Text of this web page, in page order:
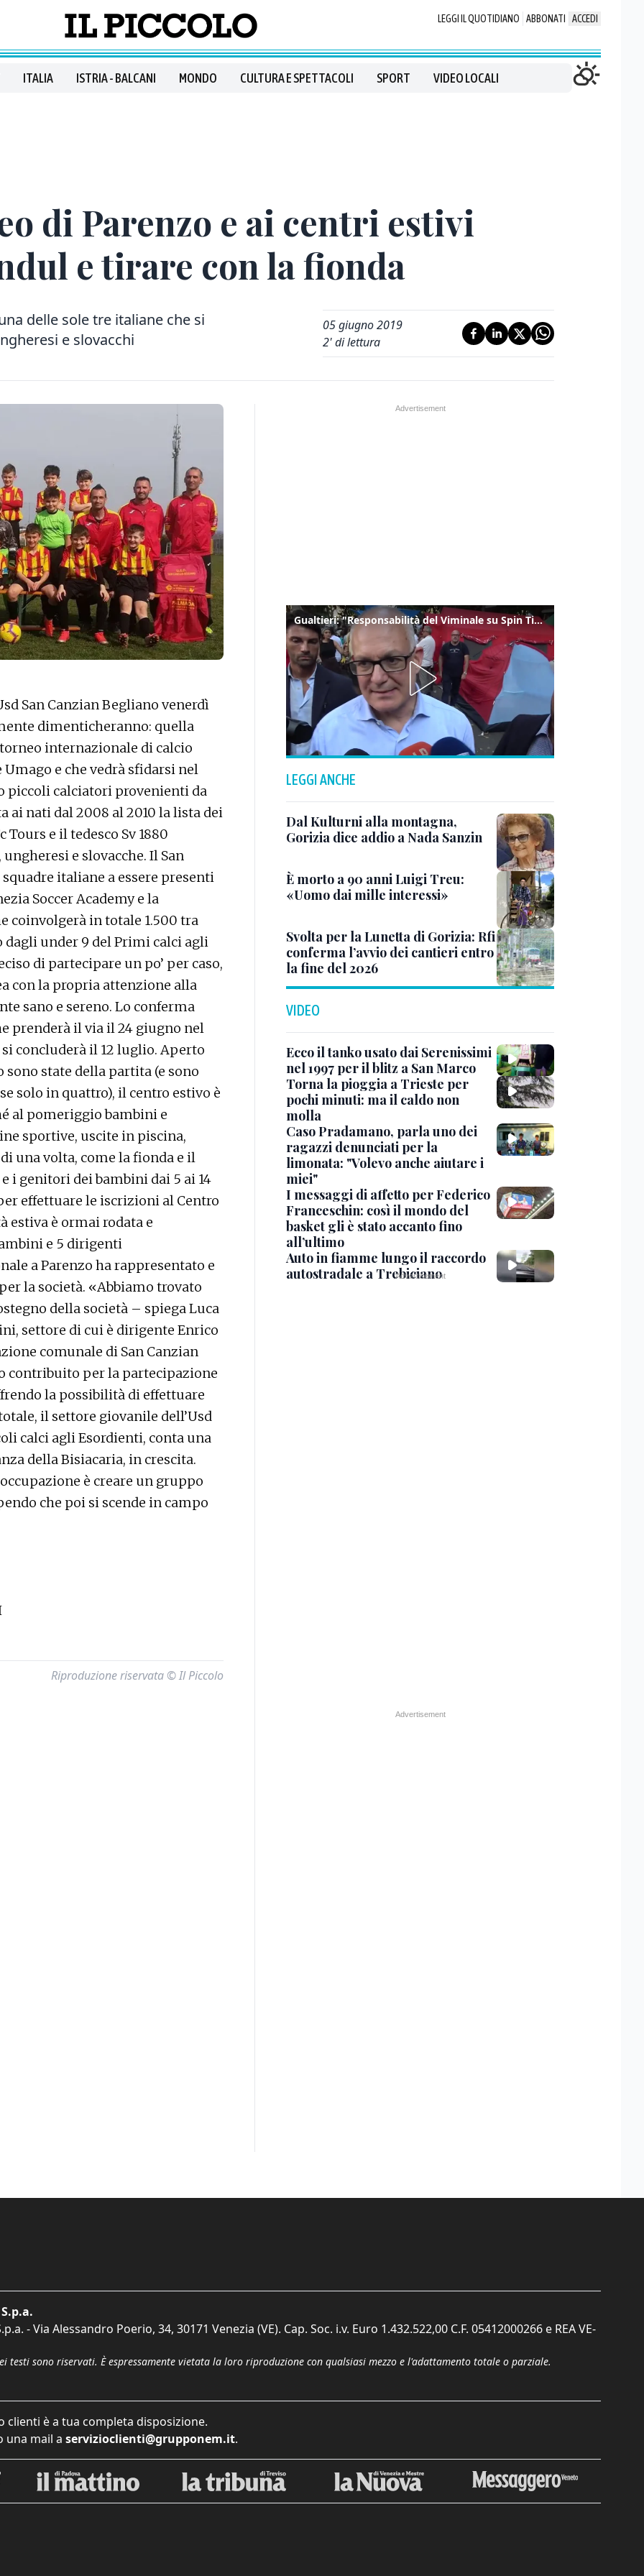
LEGGI IL QUOTIDIANO ABBONATI ACCEDI
ITALIA ISTRIA - BALCANI MONDO CULTURA E SPETTACOLI SPORT VIDEO LOCALI
di Parenzo e ai centri estivi
e tirare con la fionda
delle sole tre italiane che si
e slovacchi
05 giugno 2019
2' di lettura
San Canzian Begliano venerdì
dimenticheranno: quella
internazionale di calcio
e che vedrà sfidarsi nel
piccoli calciatori provenienti da
ai nati dal 2008 al 2010 la lista dei
e il tedesco Sv 1880
e slovacche. Il San
italiane a essere presenti
Soccer Academy e la
coinvolgerà in totale 1.500 tra
dagli under 9 del Primi calci agli
di partecipare un po’ per caso,
con la propria attenzione alla
sano e sereno. Lo conferma
prenderà il via il 24 giugno nel
concluderà il 12 luglio. Aperto
sono state della partita (e sono
solo in quattro), il centro estivo è
al pomeriggio bambini e
sportive, uscite in piscina,
una volta, come la fionda e il
e i genitori dei bambini dai 5 ai 14
effettuare le iscrizioni al Centro
estiva è ormai rodata e
e 5 dirigenti
a Parenzo ha rappresentato e
la società. «Abbiamo trovato
della società – spiega Luca
settore di cui è dirigente Enrico
comunale di San Canzian
contribuito per la partecipazione
la possibilità di effettuare
il settore giovanile dell’Usd
calci agli Esordienti, conta una
della Bisiacaria, in crescita.
è creare un gruppo
che poi si scende in campo
Riproduzione riservata © Il Piccolo
Gualtieri: "Responsabilità del Viminale su Spin Time? La posizione dei partiti è nota"
LEGGI ANCHE
Dal Kulturni alla montagna,
Gorizia dice addio a Nada Sanzin
È morto a 90 anni Luigi Treu:
«Uomo dai mille interessi»
Svolta per la Lunetta di Gorizia: Rfi
conferma l’avvio dei cantieri entro
la fine del 2026
VIDEO
Ecco il tanko usato dai Serenissimi
nel 1997 per il blitz a San Marco
Torna la pioggia a Trieste per
pochi minuti: ma il caldo non
molla
Caso Pradamano, parla uno dei
ragazzi denunciati per la
limonata: "Volevo anche aiutare i
miei"
I messaggi di affetto per Federico
Franceschin: così il mondo del
basket gli è stato accanto fino
all’ultimo
Auto in fiamme lungo il raccordo
autostradale a Trebiciano
- Via Alessandro Poerio, 34, 30171 Venezia (VE). Cap. Soc. i.v. Euro 1.432.522,00 C.F. 05412000266 e REA VE-
testi sono riservati. È espressamente vietata la loro riproduzione con qualsiasi mezzo e l'adattamento totale o parziale.
clienti è a tua completa disposizione.
una mail a servizioclienti@grupponem.it.